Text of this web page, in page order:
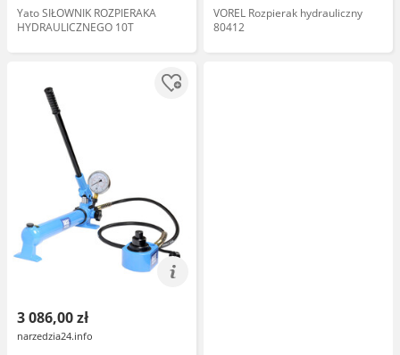
Yato SIŁOWNIK ROZPIERAKA
HYDRAULICZNEGO 10T
VOREL Rozpierak hydrauliczny
80412
3 086,00 zł
narzedzia24.info